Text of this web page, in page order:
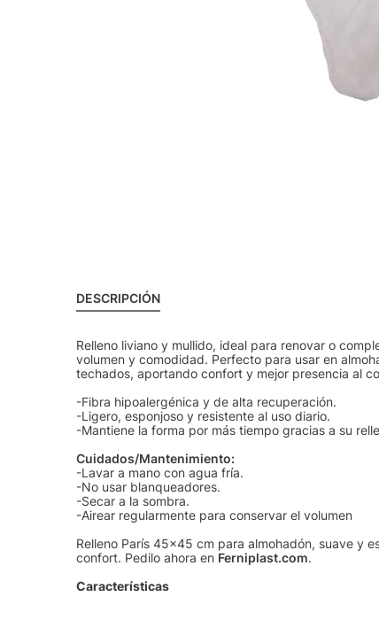
DESCRIPCIÓN
Relleno liviano y mullido, ideal para renovar o
volumen y comodidad. Perfecto para usar en
techados, aportando confort y mejor presencia al
-Fibra hipoalergénica y de alta recuperación.
-Ligero, esponjoso y resistente al uso diario.
-Mantiene la forma por más tiempo gracias a su
Cuidados/Mantenimiento:
-Lavar a mano con agua fría.
-No usar blanqueadores.
-Secar a la sombra.
-Airear regularmente para conservar el volumen
Relleno París 45x45 cm para almohadón, suave y
confort. Pedilo ahora en Ferniplast.com.
Características